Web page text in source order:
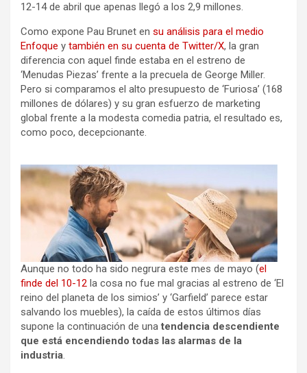
12-14 de abril que apenas llegó a los 2,9 millones.
Como expone Pau Brunet en su análisis para el medio
Enfoque y también en su cuenta de Twitter/X, la gran
diferencia con aquel finde estaba en el estreno de
‘Menudas Piezas’ frente a la precuela de George Miller.
Pero si comparamos el alto presupuesto de ‘Furiosa’ (168
millones de dólares) y su gran esfuerzo de marketing
global frente a la modesta comedia patria, el resultado es,
como poco, decepcionante.
Aunque no todo ha sido negrura este mes de mayo (el
finde del 10-12 la cosa no fue mal gracias al estreno de ‘El
reino del planeta de los simios’ y ‘Garfield’ parece estar
salvando los muebles), la caída de estos últimos días
supone la continuación de unatendencia descendiente
que está encendiendo todas las alarmas de la
industria.